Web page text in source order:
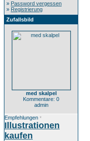
» Password vergessen
» Registrierung
Zufallsbild
med skalpel
Kommentare: 0
admin
Empfehlungen *
Illustrationen
kaufen